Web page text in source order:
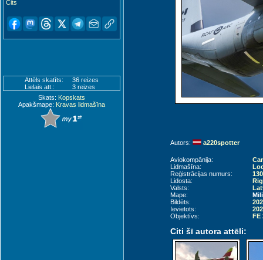
Cits
Attēls skatīts:
36 reizes
Lielais att.:
3 reizes
Skats: Kopskats
Apakšmape: Kravas lidmašīna
Autors: a220spotter
Aviokompānija:
Lidmašīna:
Reģistrācijas numurs:
Lidosta:
Valsts:
Mape:
Bildēts:
Ievietots:
Objektīvs:
FE
Citi šī autora attēli: